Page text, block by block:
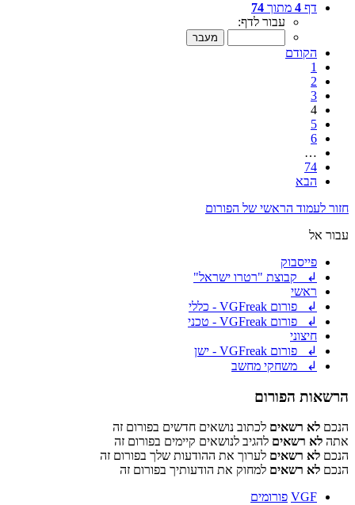
דף 4 מתוך 74
עבור לדף:
הקודם
1
2
3
4
5
6
…
74
הבא
חזור לעמוד הראשי של הפורום
עבור אל
פייסבוק
↲ קבוצת "רטרו ישראל"
ראשי
↲ פורום VGFreak - כללי
↲ פורום VGFreak - טכני
חיצוני
↲ פורום VGFreak - ישן
↲ משחקי מחשב
הרשאות הפורום
הנכם לא רשאים לכתוב נושאים חדשים בפורום זה
אתה לא רשאים להגיב לנושאים קיימים בפורום זה
הנכם לא רשאים לערוך את ההודעות שלך בפורום זה
הנכם לא רשאים למחוק את הודעותיך בפורום זה
VGF פורומים